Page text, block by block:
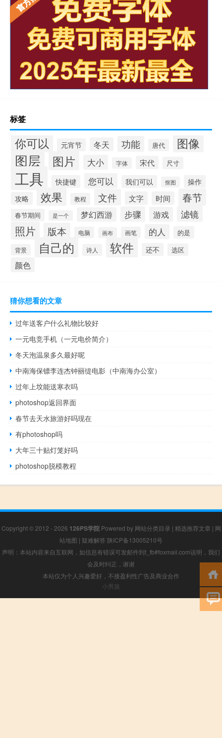
标签
你可以 元宵节 冬天 功能 唐代 图像
图层 图片 大小 字体 宋代 尺寸
工具 快捷键 您可以 我们可以 抠图
操作
攻略
效果 教程 文件 文字 时间 春节
春节期间 是一个 梦幻西游 步骤 游戏 滤镜
照片 版本 电脑 画布 画笔 的人 的是
背景 自己的 诗人 软件 还不 选区
颜色
猜你想看的文章
过年送客户什么礼物比较好
一元电竞手机（一元电价简介）
冬天泡温泉多久最好呢
中南海保镖李连杰钟丽缇电影（中南海办公室）
过年上坟能送寒衣吗
photoshop返回界面
春节去天水旅游好吗现在
有photoshop吗
大年三十贴灯笼好吗
photoshop脱模教程
Copyright © 2012 - 2026 126PS学院Powered by 网站分类目录 | 精选推荐文章 | 网
站地图 | 疑难解答 陕ICP备13005210号
声明：本站内容来自互联网，如信息有错误可发邮件到f_fb#foxmail.com说明，我们
会及时纠正，谢谢
本站仅为个人兴趣爱好，不接盈利性广告及商业合作
小男孩